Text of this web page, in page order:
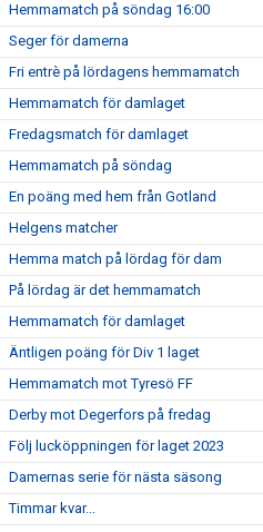
Hemmamatch på söndag 16:00
Seger för damerna
Fri entrè på lördagens hemmamatch
Hemmamatch för damlaget
Fredagsmatch för damlaget
Hemmamatch på söndag
En poäng med hem från Gotland
Helgens matcher
Hemma match på lördag för dam
På lördag är det hemmamatch
Hemmamatch för damlaget
Äntligen poäng för Div 1 laget
Hemmamatch mot Tyresö FF
Derby mot Degerfors på fredag
Följ lucköppningen för laget 2023
Damernas serie för nästa säsong
Timmar kvar...